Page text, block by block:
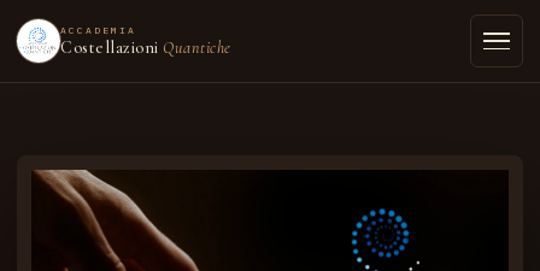
ACCADEMIA
Costellazioni Quantiche